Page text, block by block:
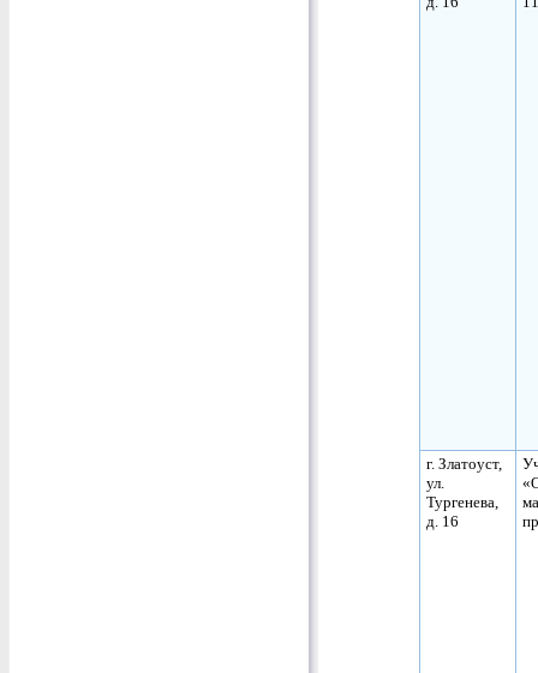
г. Златоуст,
ул.
Тургенева,
д. 16